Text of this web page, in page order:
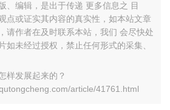
、编辑，是出于传递 更多信息之 目
点或证实其内容的真实性，如本站文章
请作者在及时联系本站，我们 会尽快处
如未经过授权，禁止任何形式的采集、
样发展起来的？
article/41761.html